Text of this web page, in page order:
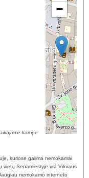
kampe
−
kuriose galima nemokamai
vietų Senamiestyje yra Vilniaus
nemokamo interneto